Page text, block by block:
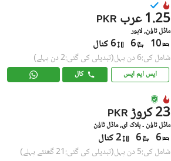
PKR 1.25 عرب
ماڈل ٹاؤن, لاہور
10
6 6 کنال
شامل کی:6 دن پہل (تبدیلی کی گئی:2 دن پہلے)
ایس ایم ایس کال
PKR 23 کروڑ
ماڈل ٹاؤن ۔ بلاک ای, ماڈل ٹاؤن
6
6 2 کنال
شامل کی:5 دن پہل (تبدیلی کی گئی:21 گھنٹے پہلے)